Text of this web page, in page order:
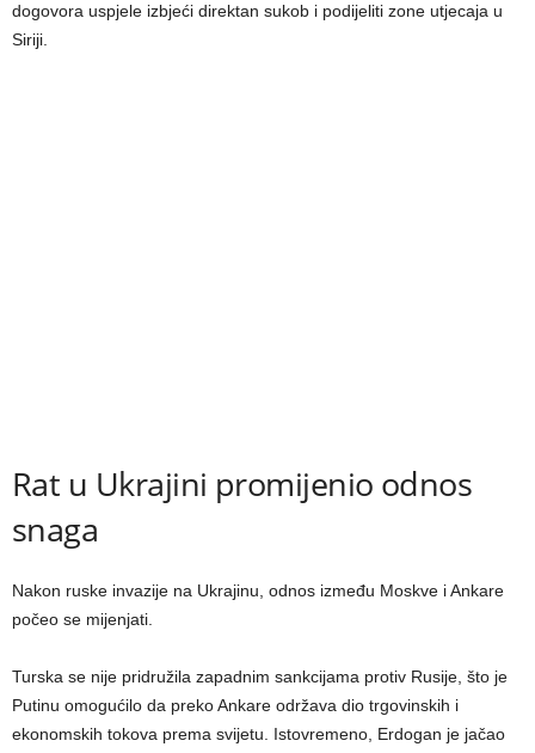
dogovora uspjele izbjeći direktan sukob i podijeliti zone utjecaja u
Siriji.
Rat u Ukrajini promijenio odnos
snaga
Nakon ruske invazije na Ukrajinu, odnos između Moskve i Ankare
počeo se mijenjati.
Turska se nije pridružila zapadnim sankcijama protiv Rusije, što je
Putinu omogućilo da preko Ankare održava dio trgovinskih i
ekonomskih tokova prema svijetu. Istovremeno, Erdogan je jačao